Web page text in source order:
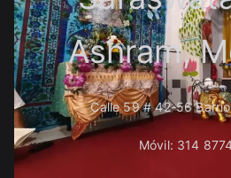
Ashram,
Calle 59 # 42-56
Móvil: 314